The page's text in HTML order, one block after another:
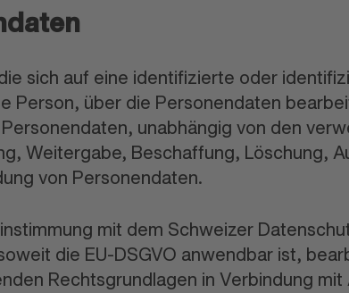
sich auf eine identifizierte oder
Person, über die Personendaten
unabhängig von den
Weitergabe, Beschaffung, Löschung,
von Personendaten.
mit dem Schweizer
die EU-DSGVO anwendbar ist,
Rechtsgrundlagen in Verbindung mit